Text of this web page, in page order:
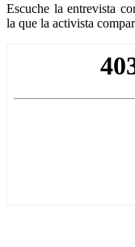
Escuche la entrevista
la que la activista